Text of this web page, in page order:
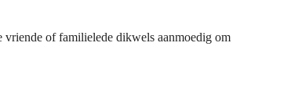
vriende of familielede dikwels aanmoedig om